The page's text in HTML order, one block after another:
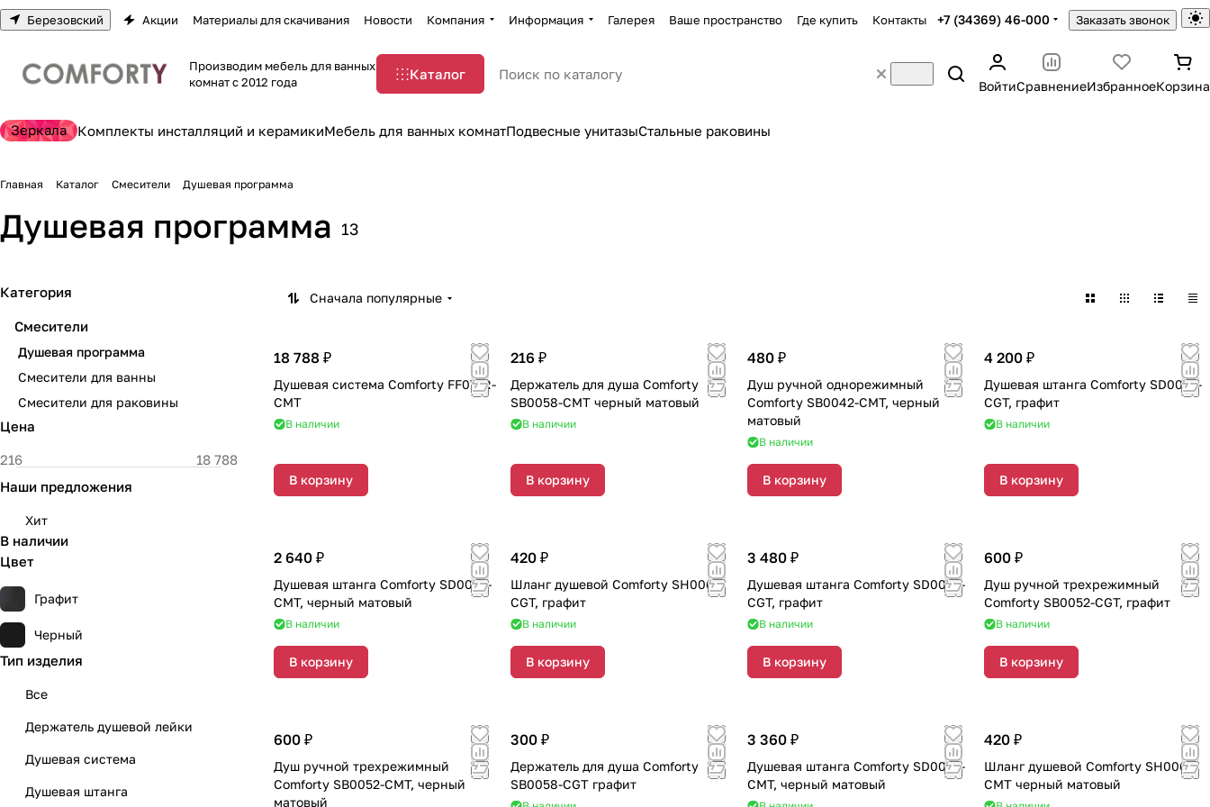
Березовский Акции Материалы для скачивания Новости Компания Информация Галерея Ваше пространство Где купить Контакты +7 (34369) 46-000 Заказать звонок
Производим мебель для ванных
комнат с 2012 года
Каталог
ВойтиСравнениеИзбранноеКорзина
Зеркала Комплекты инсталляций и керамикиМебель для ванных комнатПодвесные унитазыСтальные раковины
Главная Каталог Смесители Душевая программа
Душевая программа 13
Сначала популярные
18 788 ₽
Душевая система Comforty FF071R-
CMT
В наличии
В корзину
216 ₽
Держатель для душа Comforty
SB0058-CMT черный матовый
В наличии
В корзину
480 ₽
Душ ручной однорежимный
Comforty SB0042-CMT, черный
матовый
В наличии
В корзину
4 200 ₽
Душевая штанга Comforty SD0056-
CGT, графит
В наличии
В корзину
2 640 ₽
Душевая штанга Comforty SD0053-
CMT, черный матовый
В наличии
В корзину
420 ₽
Шланг душевой Comforty SH0063-
CGT, графит
В наличии
В корзину
3 480 ₽
Душевая штанга Comforty SD0053-
CGT, графит
В наличии
В корзину
600 ₽
Душ ручной трехрежимный
Comforty SB0052-CGT, графит
В наличии
В корзину
600 ₽
Душ ручной трехрежимный
Comforty SB0052-CMT, черный
матовый
300 ₽
Держатель для душа Comforty
SB0058-CGT графит
3 360 ₽
Душевая штанга Comforty SD0056-
CMT, черный матовый
420 ₽
Шланг душевой Comforty SH0063-
CMT черный матовый
Категория
Смесители
Душевая программа
Смесители для ванны
Смесители для раковины
Цена
Наши предложения
Хит
В наличии
Цвет
Графит
Черный
Тип изделия
Все
Держатель душевой лейки
Душевая система
Душевая штанга